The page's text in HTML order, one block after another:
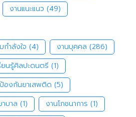
งานแนะแนว (49)
ำลังใจ (4) งานบุคคล (286)
ยนรู้ศิลปะดนตรี (1)
องกันยาเสพติด (5)
บาล (1) งานโภชนาการ (1)